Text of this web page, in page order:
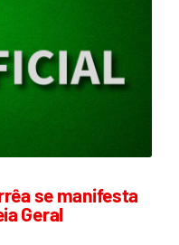
se manifesta
Geral